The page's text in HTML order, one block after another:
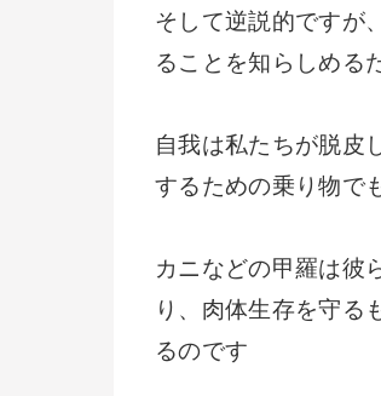
そして逆説的ですが
ることを知らしめる
自我は私たちが脱皮
するための乗り物で
カニなどの甲羅は彼
り、肉体生存を守る
るのです